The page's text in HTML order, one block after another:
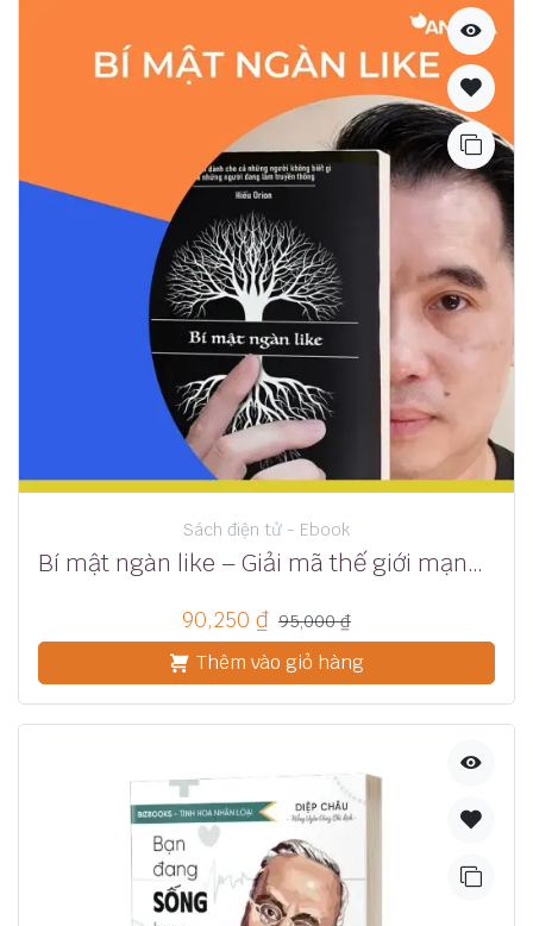
Sách điện tử - Ebook
Bí mật ngàn like – Giải mã thế giới mạng xã hội
90,250 ₫ 95,000₫
Thêm vào giỏ hàng